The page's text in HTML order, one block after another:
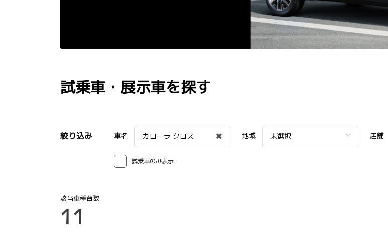
試乗車・展示車を探す
絞り込み 車名 カローラ クロス 地域 未選択 店舗
試乗車のみ表示
該当車種台数
11